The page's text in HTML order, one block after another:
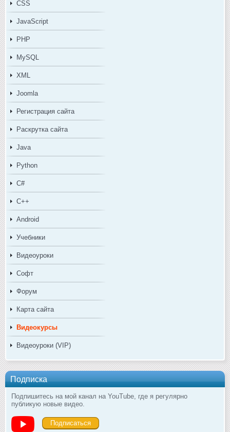
CSS
JavaScript
PHP
MySQL
XML
Joomla
Регистрация сайта
Раскрутка сайта
Java
Python
C#
C++
Android
Учебники
Видеоуроки
Софт
Форум
Карта сайта
Видеокурсы
Видеоуроки (VIP)
Подписка
Подпишитесь на мой канал на YouTube, где я регулярно
публикую новые видео.
Подписаться